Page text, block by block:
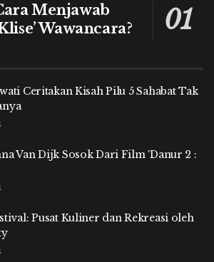
Menjawab
Wawancara?
Ceritakan Kisah Pilu 5 Sahabat Tak
Van Dijk Sosok Dari Film ‘Danur 2 :
Pusat Kuliner dan Rekreasi oleh